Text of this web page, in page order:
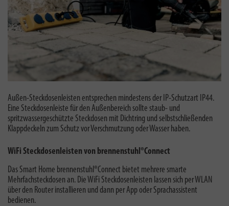
Außen-Steckdosenleisten entsprechen mindestens der IP-Schutzart IP44.
Eine Steckdosenleiste für den Außenbereich sollte staub- und
spritzwassergeschützte Steckdosen mit Dichtring und selbstschließenden
Klappdeckeln zum Schutz vor Verschmutzung oder Wasser haben.
WiFi Steckdosenleisten von brennenstuhl®Connect
Das Smart Home brennenstuhl®Connect bietet mehrere smarte
Mehrfachsteckdosen an. Die WiFi Steckdosenleisten lassen sich per WLAN
über den Router installieren und dann per App oder Sprachassistent
bedienen.